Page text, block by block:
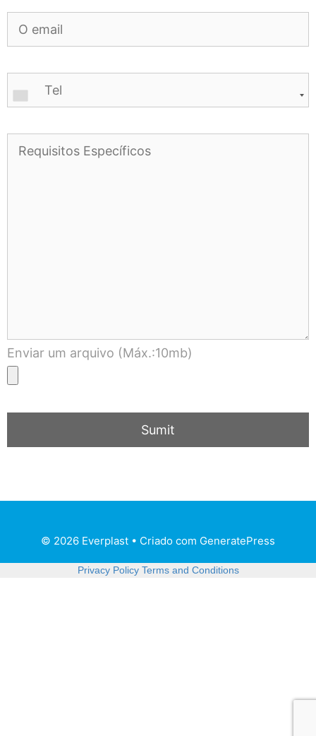
Enviar um arquivo (Máx.:10mb)
© 2026 Everplast • Criado com GeneratePress
Privacy Policy Terms and Conditions